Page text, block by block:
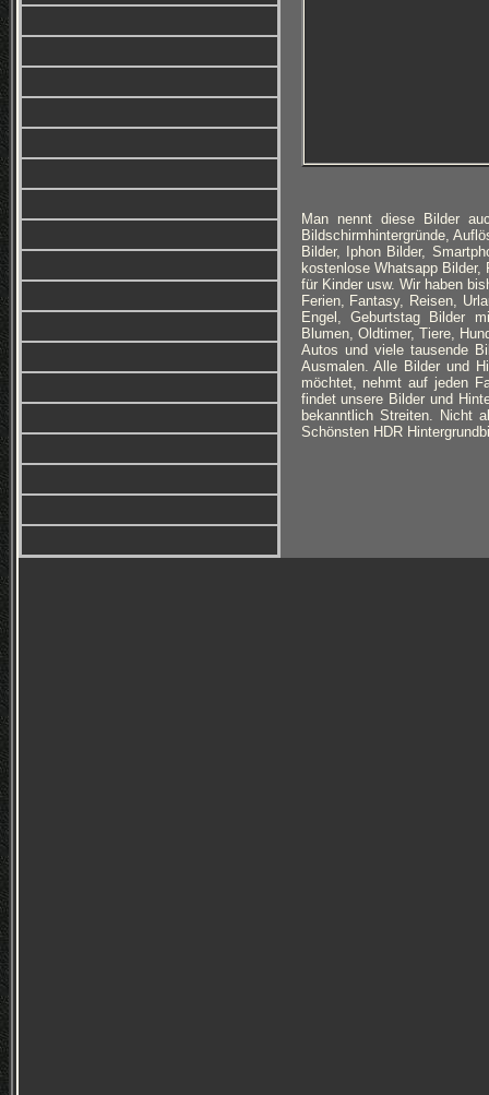
Man nennt diese Bilder
Bildschirmhintergründe,
Bilder, Iphon Bilder,
kostenlose Whatsapp
für Kinder usw. Wir haben
Ferien, Fantasy, Reisen,
Engel, Geburtstag Bilder
Blumen, Oldtimer, Tiere,
Autos und viele tausende
Ausmalen. Alle Bilder und
möchtet, nehmt auf jeden
findet unsere Bilder und
bekanntlich Streiten. Nicht
Schönsten HDR